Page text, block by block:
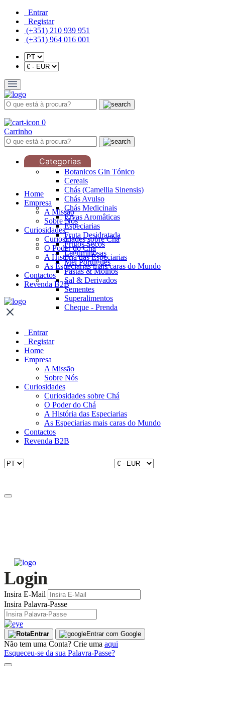
Entrar
Registar
(+351) 210 939 951
(+351) 964 016 001
0
Carrinho
Categorias
Botanicos Gin Tónico
Cereais
Chás (Camellia Sinensis)
Chás Avulso
Chás Medicinais
Ervas Aromâticas
Especiarias
Fruta Desidratada
Frutos Secos
Leguminosas
Mel Português
Pastas & Molhos
Sal & Derivados
Sementes
Superalimentos
Cheque - Prenda
Home
Empresa
A Missão
Sobre Nós
Curiosidades
Curiosidades sobre Chá
O Poder do Chá
A História das Especiarias
As Especiarias mais caras do Mundo
Contactos
Revenda B2B
Entrar
Registar
Home
Empresa
A Missão
Sobre Nós
Curiosidades
Curiosidades sobre Chá
O Poder do Chá
A História das Especiarias
As Especiarias mais caras do Mundo
Contactos
Revenda B2B
Login
Insira E-Mail
Insira Palavra-Passe
Entrar Entrar com Google
Não tem uma Conta? Crie uma aqui
Esqueceu-se da sua Palavra-Passe?